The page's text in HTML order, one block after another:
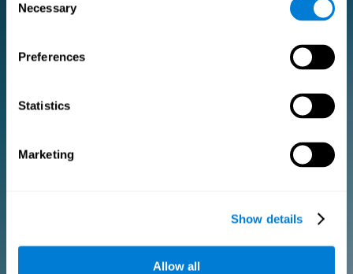
Selection
Necessary
Preferences
Statistics
Marketing
Show details
Allow all
أضف شعارك
إنشاء تدريب مخصص
وثيقة الموافقة الإلكترونية (الدراسات)
الشراء